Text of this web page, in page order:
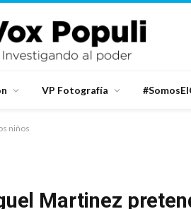
VP Fotografía
niños
Martinez